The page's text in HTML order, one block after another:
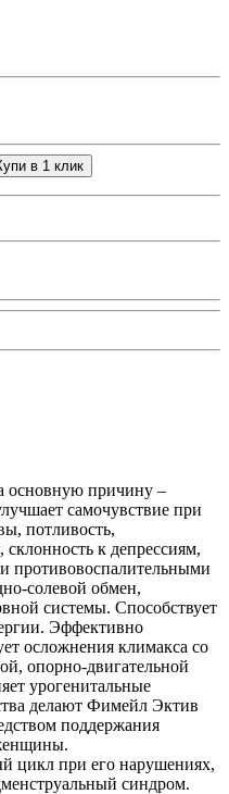
в 1 клик
основную причину –
самочувствие при
потливость,
к депрессиям,
противовоспалительными
солевой обмен,
системы. Способствует
Эффективно
осложнения климакса со
опорно-двигательной
урогенитальные
делают Фимейл Эктив
поддержания
цикл при его нарушениях,
синдром.